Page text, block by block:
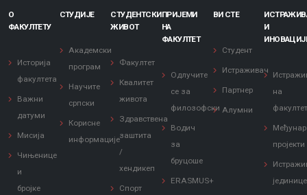
О
ФАКУЛТЕТУ
Историја
факултета
Важни
датуми
Мисија
Чињенице
и
бројке
СТУДИЈЕ
Академски
програм
Научите
српски
Корисне
информације
СТУДЕНТСКИ
ЖИВОТ
Факултет
Квалитет
живота
Здравствена
заштита
/
хендикеп
Спорт
ПРИЈЕМИ
НА
ФАКУЛТЕТ
Одлучите
се за
филозофски
Водич
за
бруцоше
ERASMUS+
ВИ СТЕ
Студент
Истраживач
Партнер
Алумни
И
на
пројекти
јединице